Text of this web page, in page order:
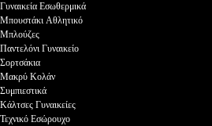
Γυναικεία Εσωθερμικά
Μπουστάκι Αθλητικό
Μπλούζες
Παντελόνι Γυναικείο
Σορτσάκια
Μακρύ Κολάν
Συμπιεστικά
Κάλτσες Γυναικείες
Τεχνικό Εσώρουχο